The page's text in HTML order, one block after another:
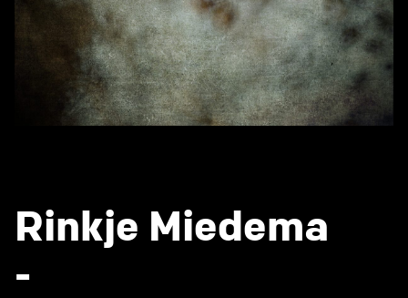
Rinkje Miedema
-